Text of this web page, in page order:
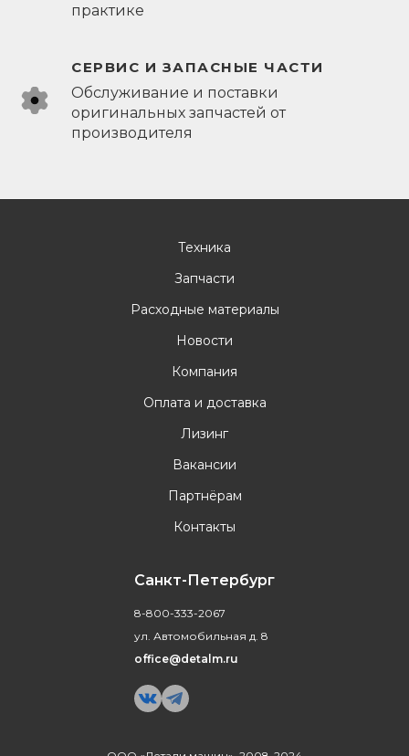
практике
СЕРВИС И ЗАПАСНЫЕ ЧАСТИ
Обслуживание и поставки
оригинальных запчастей от
производителя
Техника
Запчасти
Расходные материалы
Новости
Компания
Оплата и доставка
Лизинг
Вакансии
Партнёрам
Контакты
Санкт-Петербург
8-800-333-2067
ул. Автомобильная д. 8
office@detalm.ru